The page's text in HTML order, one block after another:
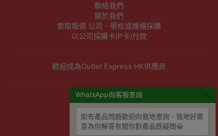
WhatsApp向客服查詢
如有產品問題歡迎向我地查詢，我地好樂
意為你解答有關你對產品既疑問😀
聯絡我們
關於我們
索取報價 公司、學校或機構採購
以公司採購卡(P卡)付款
歡迎成為Outlet Express HK供應商
其他資訊
隱私權及條款聲明
保養條款及更換政策